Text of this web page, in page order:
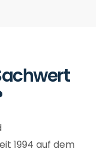
1994 auf dem